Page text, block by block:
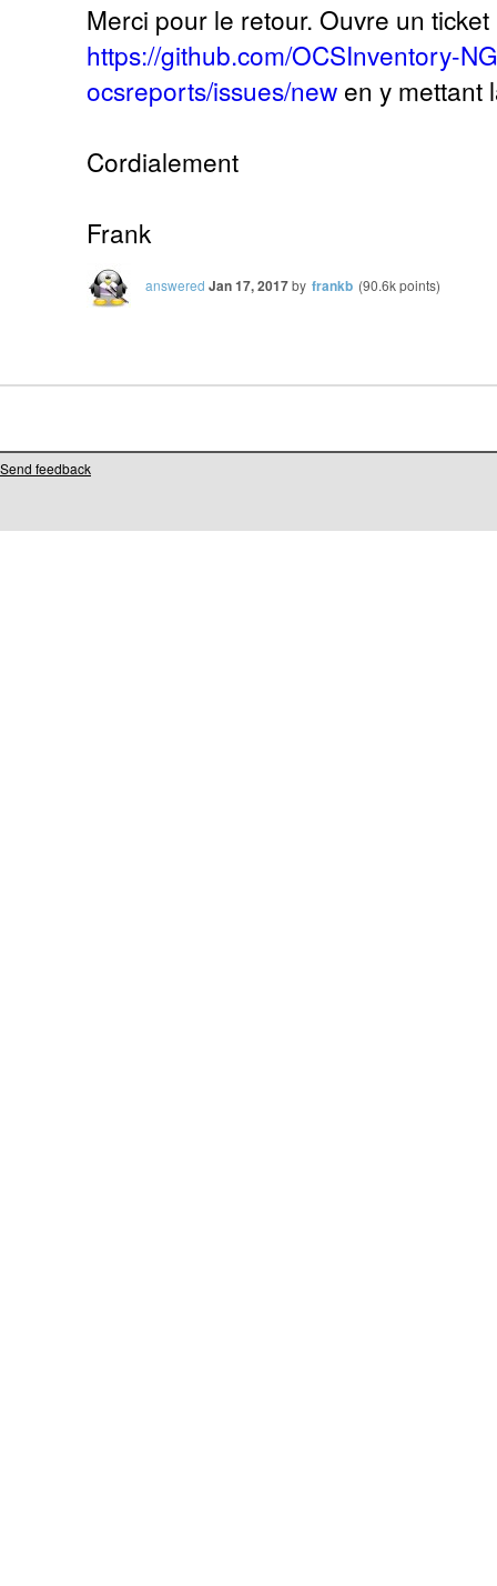
Merci pour le retour. Ouvre un ticket
https://github.com/OCSInventory-
ocsreports/issues/new en y mettant
Cordialement
Frank
answered Jan 17, 2017by frankb (90.6kpoints)
Send feedback